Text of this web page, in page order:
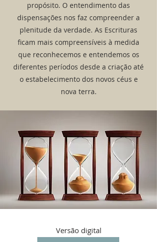
propósito. O entendimento das
dispensações nos faz compreender a
plenitude da verdade. As Escrituras
ficam mais compreensíveis à medida
que reconhecemos e entendemos os
diferentes períodos desde a criação até
o estabelecimento dos novos céus e
nova terra.
Versão digital